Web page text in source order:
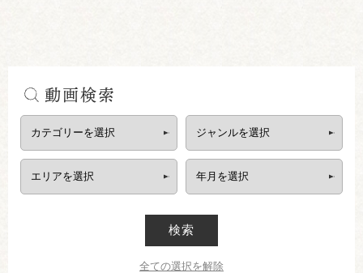
動画検索
検索
全ての選択を解除